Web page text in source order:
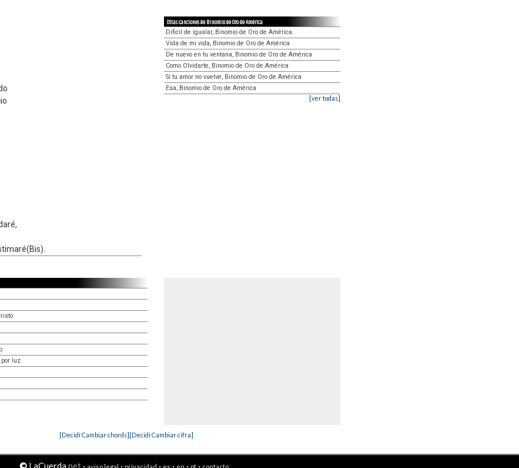
Otras canciones de Binomio de Oro de América
Dificil de igualar, Binomio de Oro de América
Vida de mi vida, Binomio de Oro de América
De nuevo en tu ventana, Binomio de Oro de América
Como Olvidarte, Binomio de Oro de América
Si tu amor no vuelve, Binomio de Oro de América
Esa, Binomio de Oro de América
[ver todas]
por luz
[Decidí Cambiar chords][Decidí Cambiar cifra]
© LaCuerda.net · · · · · ·